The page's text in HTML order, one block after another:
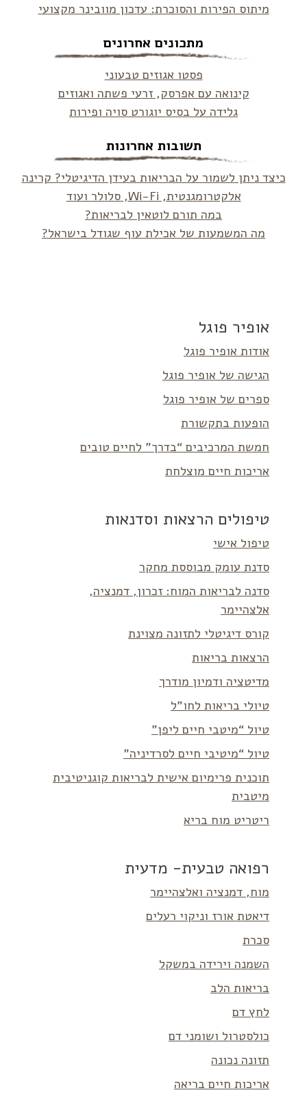
מיתוס הפירות והסוכרת: עדכון מוובינר מקצועי
מתכונים אחרונים
פסטו אגוזים טבעוני
קינואה עם אפרסק, זרעי פשתה ואגוזים
גלידה על בסיס יוגורט סויה ופירות
תשובות אחרונות
כיצד ניתן לשמור על הבריאות בעידן הדיגיטלי? קרינה
אלקטרומגנטית, Wi-Fi, סלולר ועוד
במה תורם לוטאין לבריאות?
מה המשמעות של אכילת עוף שגודל בישראל?
אופיר פוגל
אודות אופיר פוגל
הגישה של אופיר פוגל
ספרים של אופיר פוגל
הופעות בתקשורת
חמשת המרכיבים “בדרך” לחיים טובים
אריכות חיים מוצלחת
טיפולים הרצאות וסדנאות
טיפול אישי
סדנת עומק מבוססת מחקר
סדנה לבריאות המוח: זכרון, דמנציה,
אלצהיימר
קורס דיגיטלי לתזונה מצוינת
הרצאות בריאות
מדיטציה ודמיון מודרך
טיולי בריאות לחו”ל
טיול “מיטבי חיים ליפן”
טיול “מיטיבי חיים לסרדיניה”
תוכנית פרימיום אישית לבריאות קוגניטיבית
מיטבית
ריטריט מוח בריא
רפואה טבעית- מדעית
מוח, דמנציה ואלצהיימר
דיאטת אורז וניקוי רעלים
סכרת
השמנה וירידה במשקל
בריאות הלב
לחץ דם
כולסטרול ושומני דם
תזונה נכונה
אריכות חיים בריאה